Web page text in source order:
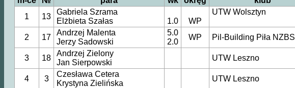
1
13
Gabriela Szrama UTW Wolsztyn
Elżbieta Szałas 1.0
WP
2
17
Andrzej Malenta 5.0
WP Pil-Building Piła NZBS
Jerzy Sadowski
2.0
3
18
Andrzej Zielony
UTW Leszno
Jan Sierpowski
4
3
Czesława Cetera
UTW Leszno
Krystyna Zielińska